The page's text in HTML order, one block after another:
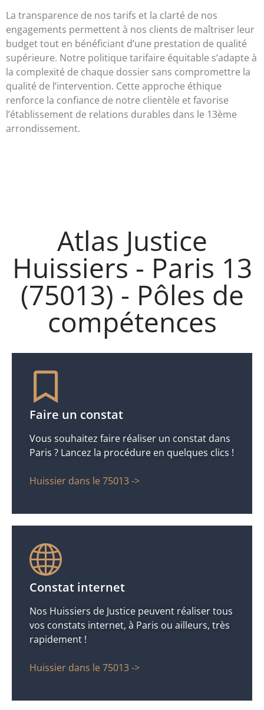
La transparence de nos tarifs et la clarté de nos
engagements permettent à nos clients de maîtriser leur
budget tout en bénéficiant d’une prestation de qualité
supérieure. Notre politique tarifaire équitable s’adapte à
la complexité de chaque dossier sans compromettre la
qualité de l’intervention. Cette approche éthique
renforce la confiance de notre clientèle et favorise
l’établissement de relations durables dans le 13ème
arrondissement.
Atlas Justice
Huissiers - Paris 13
(75013) - Pôles de
compétences
Faire un constat
Vous souhaitez faire réaliser un constat dans
Paris ? Lancez la procédure en quelques clics !
Huissier dans le 75013 ->
Constat internet
Nos Huissiers de Justice peuvent réaliser tous
vos constats internet, à Paris ou ailleurs, très
rapidement !
Huissier dans le 75013 ->